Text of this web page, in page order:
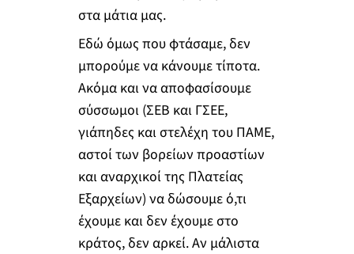
στα μάτια μας.
Εδώ όμως που φτάσαμε, δεν
μπορούμε να κάνουμε τίποτα.
Ακόμα και να αποφασίσουμε
σύσσωμοι (ΣΕΒ και ΓΣΕΕ,
γιάπηδες και στελέχη του ΠΑΜΕ,
αστοί των βορείων προαστίων
και αναρχικοί της Πλατείας
Εξαρχείων) να δώσουμε ό,τι
έχουμε και δεν έχουμε στο
κράτος, δεν αρκεί. Αν μάλιστα